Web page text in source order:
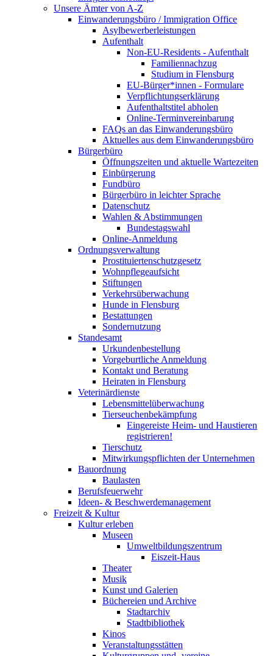
Unsere Ämter von A-Z
Einwanderungsbüro / Immigration Office
Asylbewerberleistungen
Aufenthalt
Non-EU-Residents - Aufenthalt
Familiennachzug
Studium in Flensburg
EU-Bürger*innen - Formulare
Verpflichtungserklärung
Aufenthaltstitel abholen
Online-Terminvereinbarung
FAQs an das Einwanderungsbüro
Aktuelles aus dem Einwanderungsbüro
Bürgerbüro
Öffnungszeiten und aktuelle Wartezeiten
Einbürgerung
Fundbüro
Bürgerbüro in leichter Sprache
Datenschutz
Wahlen & Abstimmungen
Bundestagswahl
Online-Anmeldung
Ordnungsverwaltung
Prostituiertenschutzgesetz
Wohnpflegeaufsicht
Stiftungen
Verkehrsüberwachung
Hunde in Flensburg
Bestattungen
Sondernutzung
Standesamt
Urkundenbestellung
Vorgeburtliche Anmeldung
Kontakt und Beratung
Heiraten in Flensburg
Veterinärdienste
Lebensmittelüberwachung
Tierseuchenbekämpfung
Eingereiste Heim- und Haustieren
registrieren!
Tierschutz
Mitwirkungspflichten der Unternehmen
Bauordnung
Baulasten
Berufsfeuerwehr
Ideen- & Beschwerdemanagement
Freizeit & Kultur
Kultur erleben
Museen
Umweltbildungszentrum
Eiszeit-Haus
Theater
Musik
Kunst und Galerien
Büchereien und Archive
Stadtarchiv
Stadtbibliothek
Kinos
Veranstaltungsstätten